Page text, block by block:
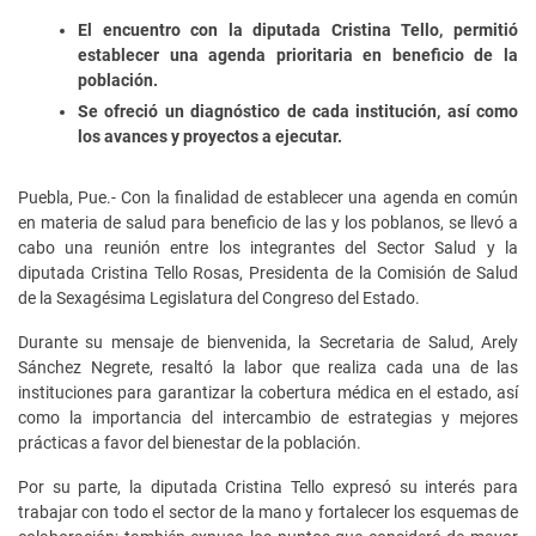
El encuentro con la diputada Cristina Tello, permitió
establecer una agenda prioritaria en beneficio de la
población.
Se ofreció un diagnóstico de cada institución, así como
los avances y proyectos a ejecutar.
Puebla, Pue.- Con la finalidad de establecer una agenda en común
en materia de salud para beneficio de las y los poblanos, se llevó a
cabo una reunión entre los integrantes del Sector Salud y la
diputada Cristina Tello Rosas, Presidenta de la Comisión de Salud
de la Sexagésima Legislatura del Congreso del Estado.
Durante su mensaje de bienvenida, la Secretaria de Salud, Arely
Sánchez Negrete, resaltó la labor que realiza cada una de las
instituciones para garantizar la cobertura médica en el estado, así
como la importancia del intercambio de estrategias y mejores
prácticas a favor del bienestar de la población.
Por su parte, la diputada Cristina Tello expresó su interés para
trabajar con todo el sector de la mano y fortalecer los esquemas de